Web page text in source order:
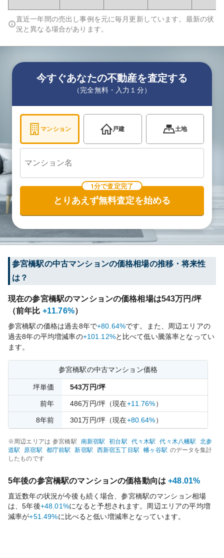
直近一年間の売出し事例を元に毎月更新しています。最新の状
況と異なる場合があります。
今すぐあなたの不動産を査定する
（完全無料・入力１分）
マンション 戸建 土地
1分で査定完了
とりあえず無料査定を始める
参宮橋駅の中古マンションの価格相場の推移・将来性
は？
現在の参宮橋駅のマンションの価格相場は543万円/坪
（前年比 +11.76%）
参宮橋駅の価格は過去8年で+80.64%です。
また、周辺エリアの
過去8年の平均増減率の+101.12%と比べて低い騰落率となってい
ます。
参宮橋駅の中古マンション価格
坪単価 543万円/坪
前年 486万円/坪 （現在+11.76%）
8年前 301万円/坪 （現在+80.64%）
※周辺エリアは 参宮橋駅 南新宿駅 初台駅 代々木駅 代々木八幡駅
北参
道駅 原宿駅 都庁前駅 新宿駅 西新宿五丁目駅 幡ヶ谷駅 のデータを集計
したものです
5年後の参宮橋駅のマンションの価格動向は +48.01%
直近数年の状況が今後も続く場合、参宮橋駅のマンション相場
は、5年後+48.01%になると予想されます。周辺エリアの平均増
減率が+51.49%に比べると低い増減率となっています。